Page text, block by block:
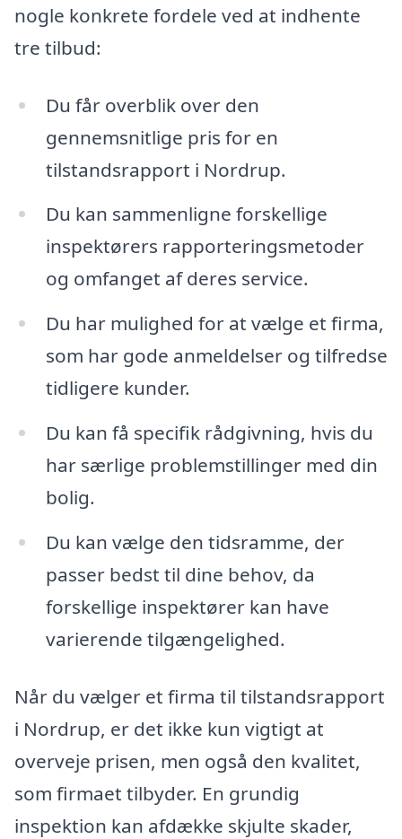
nogle konkrete fordele ved at indhente
tre tilbud:
Du får overblik over den
gennemsnitlige pris for en
tilstandsrapport i Nordrup.
Du kan sammenligne forskellige
inspektørers rapporteringsmetoder
og omfanget af deres service.
Du har mulighed for at vælge et firma,
som har gode anmeldelser og tilfredse
tidligere kunder.
Du kan få specifik rådgivning, hvis du
har særlige problemstillinger med din
bolig.
Du kan vælge den tidsramme, der
passer bedst til dine behov, da
forskellige inspektører kan have
varierende tilgængelighed.
Når du vælger et firma til tilstandsrapport
i Nordrup, er det ikke kun vigtigt at
overveje prisen, men også den kvalitet,
som firmaet tilbyder. En grundig
inspektion kan afdække skjulte skader,